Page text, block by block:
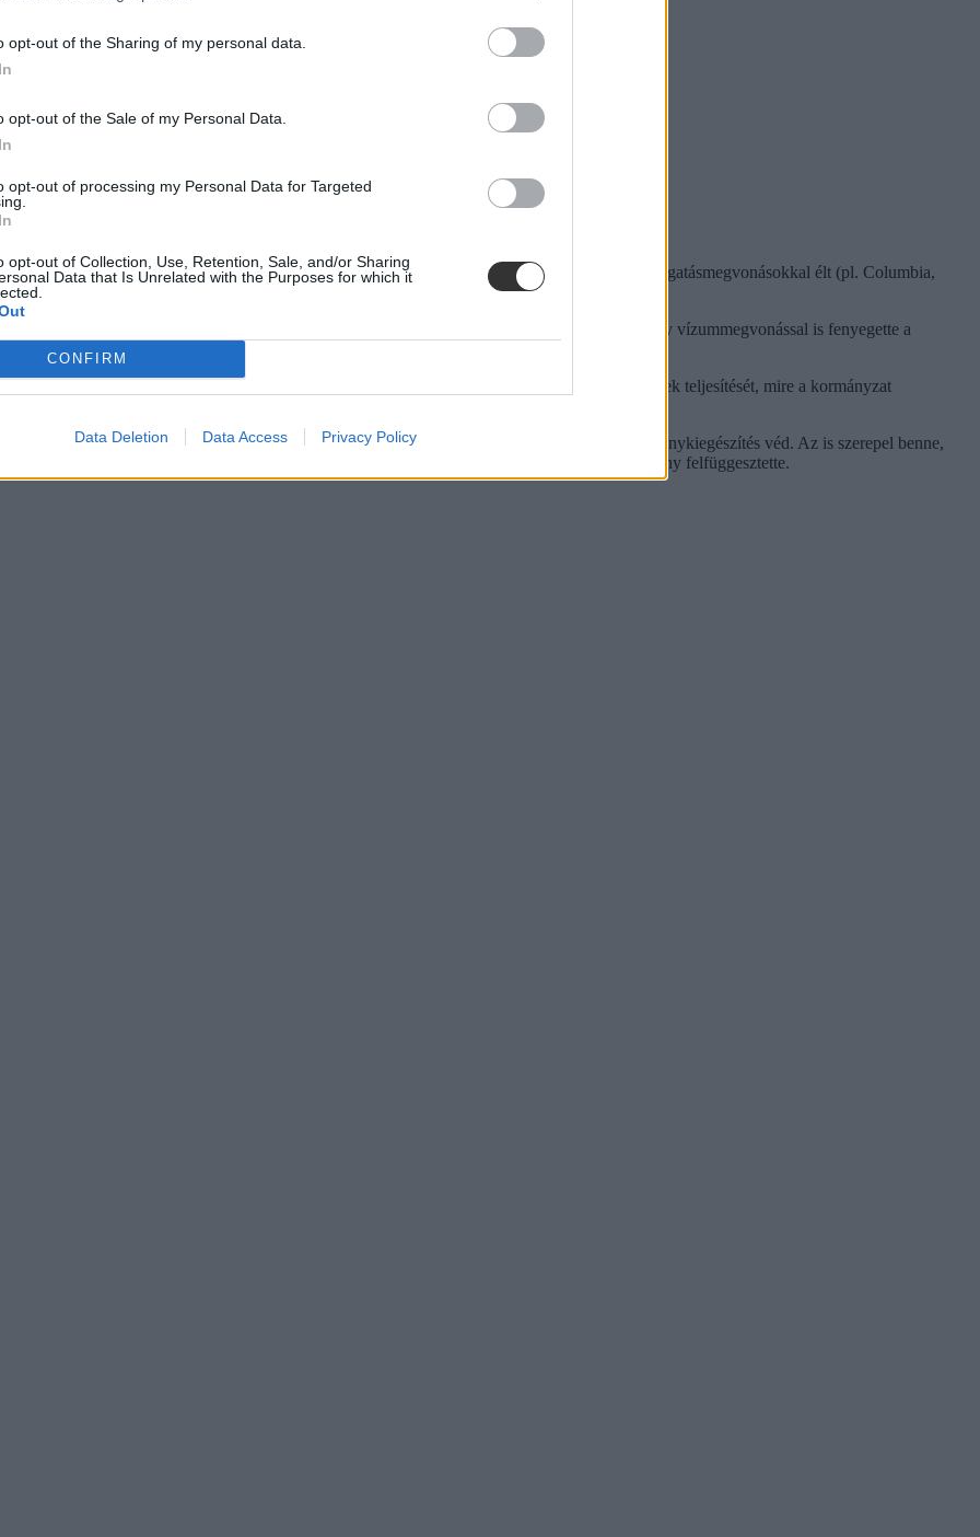
opt-out of the Sharing of my personal data.
opt-out of the Sale of my Personal Data.
opt-out of processing my Personal Data for Targeted
opt-out of Collection, Use, Retention, Sale, and/or Sharing
Data that Is Unrelated with the Purposes for which it
CONFIRM
Data Deletion Data Access Privacy Policy
befolyásolni azakadémiai döntéseket Harvardon, és más egyetemek esetében is hasonló támogatásmegvonásokkal élt (pl. Columbia,
hanem kiváltság”, és a Harvard nem teljesíti a támogatás feltételeit. Emellett a kormány vízummegvonással is fenyegette a
Iskoláját. Mivel az egyetem április 14-én hivatalosan megtagadta a követelések teljesítését, mire a kormányzat
tuberkulózissal, ALS-szel és sugárfertőzéssel kapcsolatos kutatásait kellett leállítania.
hogy az osztályterem egy olyan hely, ahol az ötletek születnek, amelyet az első alkotmánykiegészítés véd. Az is szerepel benne,
kapcsolatuk nincs azzal az orvosi és tudományos kutatással, amelynek támogatását a kormány felfüggesztette.